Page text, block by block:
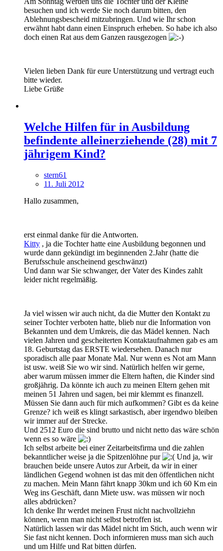
besuchen und ich werde Sie noch darum bitten, den
Ablehnungsbescheid mitzubringen. Und wie Ihr schon
erwähnt habt dann einen Einspruch erheben. So habe ich also
doch einen Rat aus dem Ganzen rausgezogen
Vielen lieben Dank für eure Unterstützung und vertragt euch
bitte wieder.
Liebe Grüße
Welche Hilfen für in Ausbildung
befindente alleinerziehende (28) mit 7
jährigem Kind?
stern61
11. Juli 2012
Hallo zusammen,
erst einmal danke für die Antworten.
Kitty , ja die Tochter hatte eine Ausbildung begonnen und
wurde dann gekündigt im beginnenden 2.Jahr (hatte die
Berufsschule anscheinend geschwänzt)
Und dann war Sie schwanger, der Vater des Kindes zahlt
leider nicht regelmäßig.
Ja viel wissen wir auch nicht, da die Mutter den Kontakt zu
seiner Tochter verboten hatte, blieb nur die Information von
Bekannten und dem Umkreis, die das Mädel kennen. Nach
vielen Jahren und gescheiterten Kontaktaufnahmen gab es am
18. Geburtstag das ERSTE wiedersehen. Danach nur
sporadisch alle paar Monate Mal. Nur wenn es Not am Mann
ist usw. weiß Sie wo wir sind. Natürlich helfen wir gerne,
aber warum müssen immer die Eltern haften, die Kinder sind
großjährig. Da könnte ich auch zu meinen Eltern gehen mit
meinen 51 Jahren und sagen, bei mir klemmt es finanzell.
Müssen Sie dann auch für mich aufkommen? Gibt es da keine
Grenze? ich weiß es klingt sarkastisch, aber irgendwo bleiben
wir immer auf der Strecke.
Und 2512 Euro die sind brutto und nicht netto das wäre schön
wenn es so wäre
Ich selbst arbeite bei einer Zeitarbeitsfirma und die zahlen
bekanntlicher weise ja die Spitzenlöhne pur
Und ja, wir
brauchen beide unsere Autos zur Arbeit, da wir in einer
ländlichen Gegend wohnen ist das mit den öffentlichen nicht
zu machen. Mein Mann fährt knapp 30km und ich 60 Km ein
Weg ins Geschäft, dann Miete usw. was müssen wir noch
alles abdrücken?
Ich denke Ihr werdet meinen Frust nicht nachvollziehn
können, wenn man nicht selbst betroffen ist.
Natürlich lassen wir das Mädel nicht im Stich, auch wenn wir
Sie fast nicht kennen. Doch informieren muss man sich auch
und um Hilfe und Rat bitten dürfen.